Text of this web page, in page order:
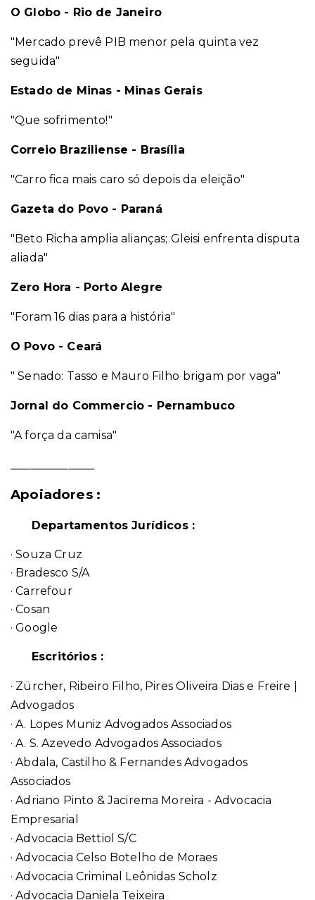
O Globo - Rio de Janeiro
"Mercado prevê PIB menor pela quinta vez
seguida"
Estado de Minas - Minas Gerais
"Que sofrimento!"
Correio Braziliense - Brasília
"Carro fica mais caro só depois da eleição"
Gazeta do Povo - Paraná
"Beto Richa amplia alianças; Gleisi enfrenta disputa
aliada"
Zero Hora - Porto Alegre
"Foram 16 dias para a história"
O Povo - Ceará
" Senado: Tasso e Mauro Filho brigam por vaga"
Jornal do Commercio - Pernambuco
"A força da camisa"
Apoiadores :
Departamentos Jurídicos :
· Souza Cruz
· Bradesco S/A
· Carrefour
· Cosan
· Google
Escritórios :
· Zürcher, Ribeiro Filho, Pires Oliveira Dias e Freire |
Advogados
· A. Lopes Muniz Advogados Associados
· A. S. Azevedo Advogados Associados
· Abdala, Castilho & Fernandes Advogados
Associados
· Adriano Pinto & Jacirema Moreira - Advocacia
Empresarial
· Advocacia Bettiol S/C
· Advocacia Celso Botelho de Moraes
· Advocacia Criminal Leônidas Scholz
· Advocacia Daniela Teixeira